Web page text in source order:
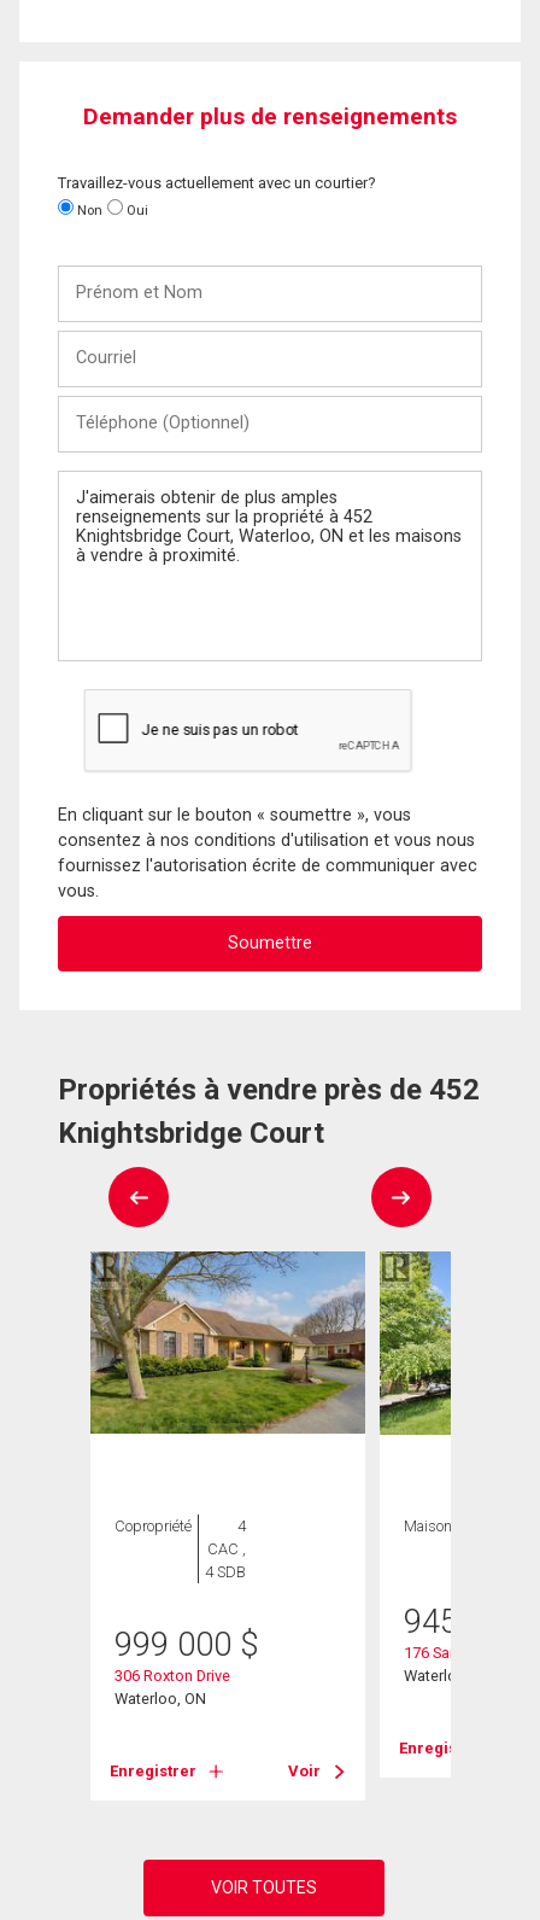
Demander plus de renseignements
Travaillez-vous actuellement avec un courtier?
Non Oui
Nom
(Optionnel)
Message
En cliquant sur le bouton « soumettre », vous
consentez à nos conditions d'utilisation et vous nous
fournissez l'autorisation écrite de communiquer avec
vous.
Propriétés à vendre près de 452
Knightsbridge Court
Copropriété
4
CAC ,
4 SDB
999 000 $
306 Roxton Drive
Waterloo, ON
Enregistrer Voir
Maison
945 000
176 Sandford
Waterloo, ON
Enregistrer